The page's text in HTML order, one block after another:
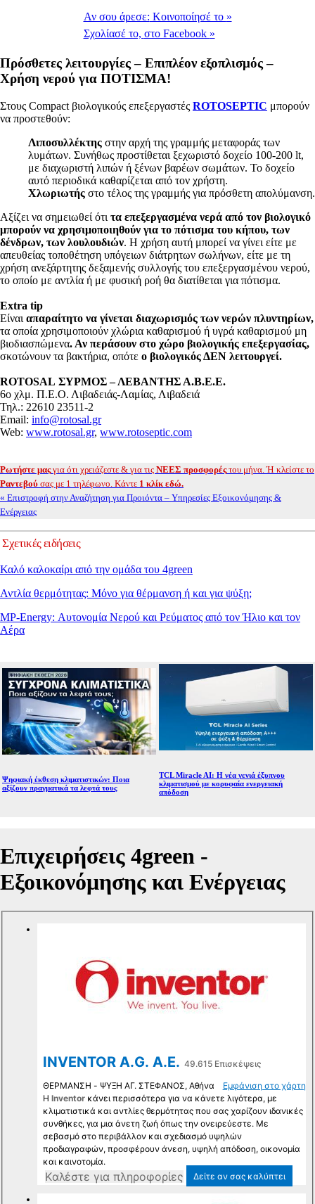
Αν σου άρεσε: Κοινοποίησέ το »
Σχολίασέ το, στο Facebook »
Πρόσθετες λειτουργίες – Επιπλέον εξοπλισμός –
Χρήση νερού για ΠΟΤΙΣΜΑ!
Στους Compact βιολογικούς επεξεργαστές ROTOSEPTIC μπορούν
να προστεθούν:
Λιποσυλλέκτης στην αρχή της γραμμής μεταφοράς των
λυμάτων. Συνήθως προστίθεται ξεχωριστό δοχείο 100-200 lt,
με διαχωριστή λιπών ή ξένων βαρέων σωμάτων. Το δοχείο
αυτό περιοδικά καθαρίζεται από τον χρήστη.
Χλωριωτής στο τέλος της γραμμής για πρόσθετη απολύμανση.
Αξίζει να σημειωθεί ότι τα επεξεργασμένα νερά από τον βιολογικό
μπορούν να χρησιμοποιηθούν για το πότισμα του κήπου, των
δένδρων, των λουλουδιών. Η χρήση αυτή μπορεί να γίνει είτε με
απευθείας τοποθέτηση υπόγειων διάτρητων σωλήνων, είτε με τη
χρήση ανεξάρτητης δεξαμενής συλλογής του επεξεργασμένου νερού,
το οποίο με αντλία ή με φυσική ροή θα διατίθεται για πότισμα.
Extra tip
Είναι απαραίτητο να γίνεται διαχωρισμός των νερών πλυντηρίων,
τα οποία χρησιμοποιούν χλώρια καθαρισμού ή υγρά καθαρισμού μη
βιοδιασπώμενα. Αν περάσουν στο χώρο βιολογικής επεξεργασίας,
σκοτώνουν τα βακτήρια, οπότε ο βιολογικός ΔΕΝ λειτουργεί.
ROTOSAL ΣΥΡΜΟΣ – ΛΕΒΑΝΤΗΣ Α.Β.Ε.Ε.
6o χλμ. Π.Ε.Ο. Λιβαδειάς-Λαμίας, Λιβαδειά
Τηλ.: 22610 23511-2
Email: info@rotosal.gr
Web: www.rotosal.gr, www.rotoseptic.com
Ρωτήστε μαςγια ότι χρειάζεστε & για τις ΝΕΕΣ προσφορέςτου μήνα. Ή κλείστε το
Ραντεβού σας με 1 τηλέφωνο. Κάντε 1 κλίκ εδώ.
« Επιστροφή στην Αναζήτηση για Προιόντα – Υπηρεσίες Εξοικονόμησης &
Ενέργειας
Σχετικές ειδήσεις
Καλό καλοκαίρι από την ομάδα του 4green
Αντλία θερμότητας: Μόνο για θέρμανση ή και για ψύξη;
MP-Energy: Αυτονομία Νερού και Ρεύματος από τον Ήλιο και τον
Αέρα
Ψηφιακή έκθεση κλιματιστικών: Ποια
αξίζουν πραγματικά τα λεφτά τους
TCL Miracle AI: Η νέα γενιά έξυπνου
κλιματισμού με κορυφαία ενεργειακή
απόδοση